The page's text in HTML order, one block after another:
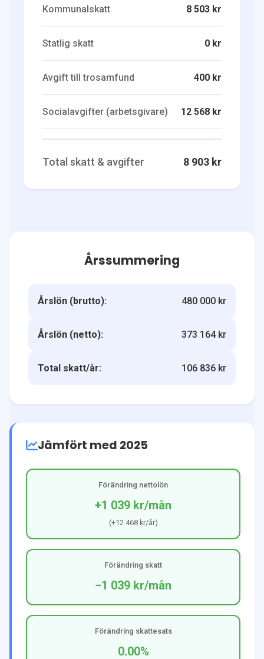
Kommunalskatt 8 503 kr
Statlig skatt 0 kr
Avgift till trosamfund 400 kr
Socialavgifter (arbetsgivare) 12 568 kr
Total skatt & avgifter 8 903 kr
Årssummering
Årslön (brutto): 480 000 kr
Årslön (netto): 373 164 kr
Total skatt/år: 106 836 kr
Jämfört med 2025
Förändring nettolön
+1 039 kr/mån
(+12 468 kr/år)
Förändring skatt
−1 039 kr/mån
Förändring skattesats
0.00%